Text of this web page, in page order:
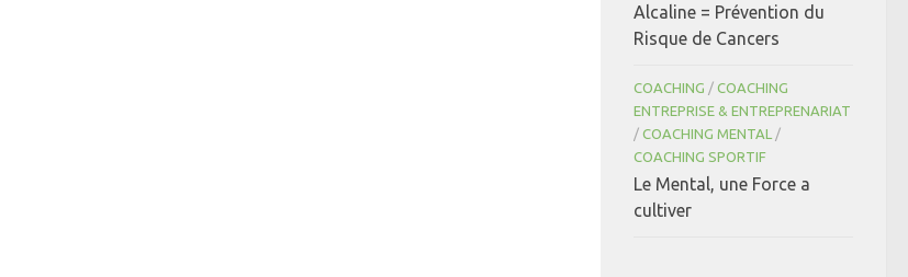
Alcaline = Prévention du
Risque de Cancers
COACHING / COACHING
ENTREPRISE & ENTREPRENARIAT
/ COACHING MENTAL /
COACHING SPORTIF
Le Mental, une Force a
cultiver